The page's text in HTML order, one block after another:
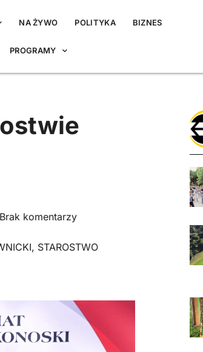
NA ŻYWO POLITYKA BIZNES
PROGRAMY
Brak komentarzy
, STAROSTWO